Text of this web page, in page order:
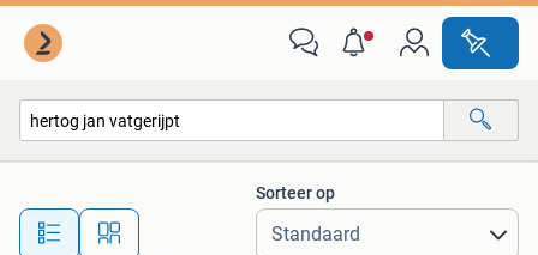
Alle afstanden…
Sorteer op